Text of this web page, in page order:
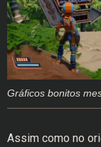
Gráficos bonitos
Assim como no